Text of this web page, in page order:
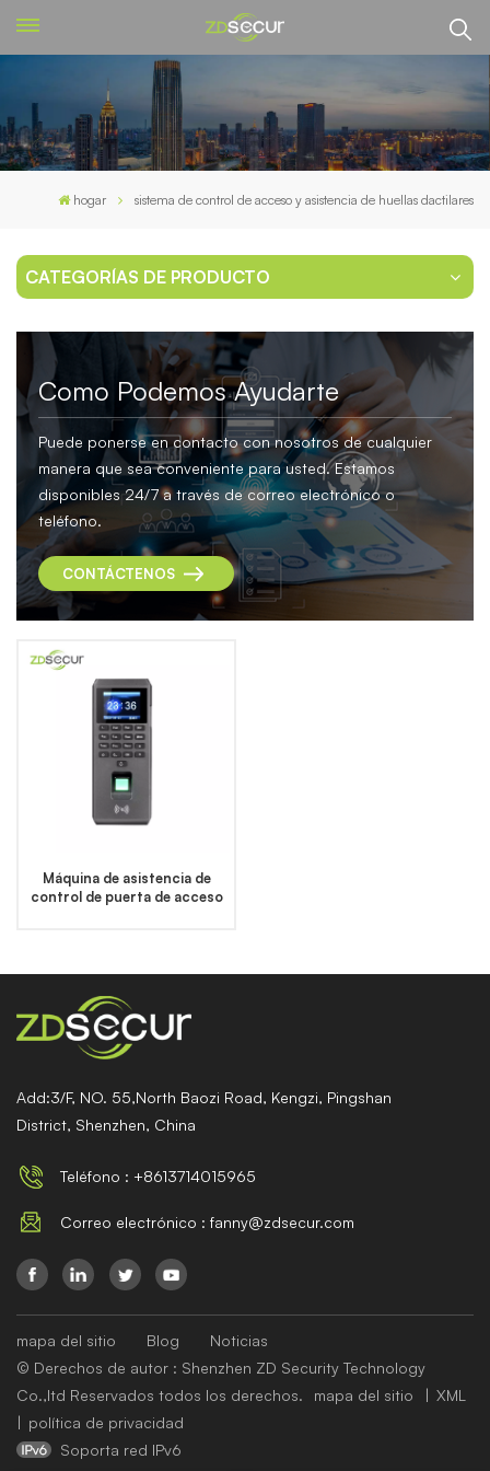
hogar sistema de control de acceso y asistencia de huellas dactilares
CATEGORÍAS DE PRODUCTO
Como Podemos Ayudarte
Puede ponerse en contacto con nosotros de cualquier
manera que sea conveniente para usted. Estamos
disponibles 24/7 a través de correo electrónico o
teléfono.
CONTÁCTENOS
Máquina de asistencia de
control de puerta de acceso
Add:3/F, NO. 55,North Baozi Road, Kengzi, Pingshan
District, Shenzhen, China
Teléfono : +8613714015965
Correo electrónico : fanny@zdsecur.com
mapa del sitio Blog
Noticias
© Derechos de autor : Shenzhen ZD Security Technology
Co.,ltd Reservados todos los derechos.
mapa del sitio | XML
| política de privacidad
Soporta red IPv6